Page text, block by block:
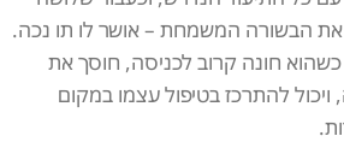
את הבשורה המשמחת – אושר לו תו נכה.
כשהוא חונה קרוב לכניסה, חוסך את
להתרכז בטיפול עצמו במקום